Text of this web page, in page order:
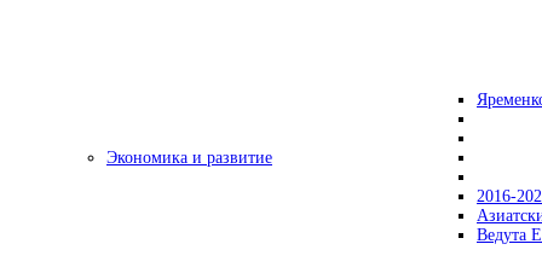
Экономика и развитие
2016-
Ведута